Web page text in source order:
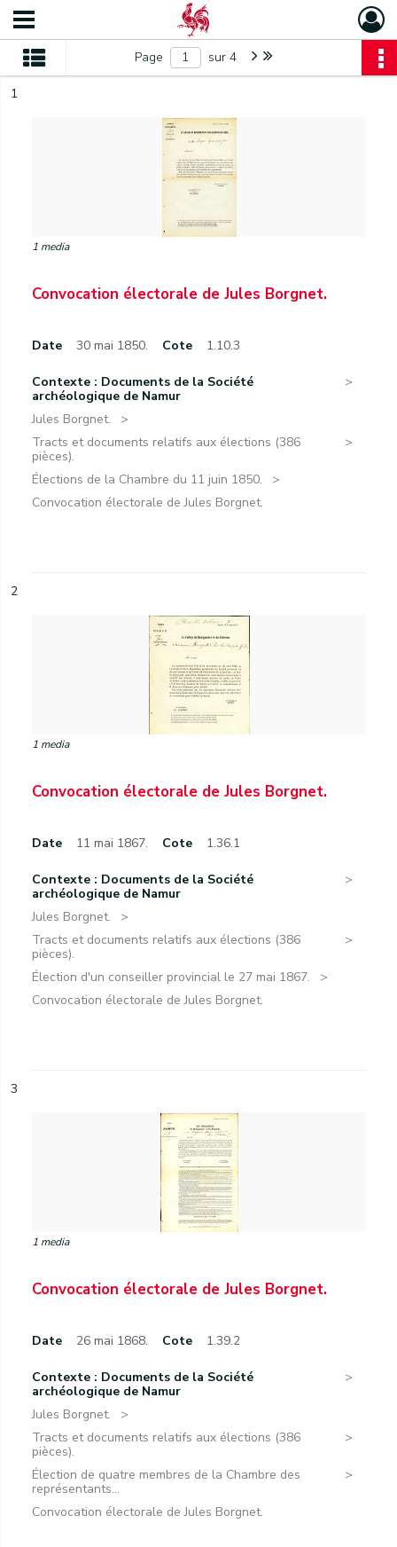
Page sur 4
1
1 media
Convocation électorale de Jules Borgnet.
Date 30 mai 1850. Cote 1.10.3
Contexte : Documents de la Société
archéologique de Namur
Jules Borgnet.
Tracts et documents relatifs aux élections (386
pièces).
Élections de la Chambre du 11 juin 1850.
Convocation électorale de Jules Borgnet.
2
1 media
Convocation électorale de Jules Borgnet.
Date 11 mai 1867. Cote 1.36.1
Contexte : Documents de la Société
archéologique de Namur
Jules Borgnet.
Tracts et documents relatifs aux élections (386
pièces).
Élection d'un conseiller provincial le 27 mai 1867.
Convocation électorale de Jules Borgnet.
3
1 media
Convocation électorale de Jules Borgnet.
Date 26 mai 1868. Cote 1.39.2
Contexte : Documents de la Société
archéologique de Namur
Jules Borgnet.
Tracts et documents relatifs aux élections (386
pièces).
Élection de quatre membres de la Chambre des
représentants...
Convocation électorale de Jules Borgnet.